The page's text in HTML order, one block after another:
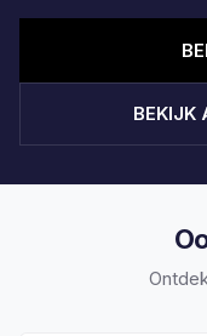
BEKIJK